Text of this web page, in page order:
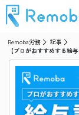
Remoba労務
記事
【プロがおすすめする給